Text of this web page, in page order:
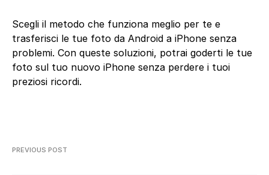
Scegli il metodo che funziona meglio per te e
trasferisci le tue foto da Android a iPhone senza
problemi. Con queste soluzioni, potrai goderti le tue
foto sul tuo nuovo iPhone senza perdere i tuoi
preziosi ricordi.
PREVIOUS POST